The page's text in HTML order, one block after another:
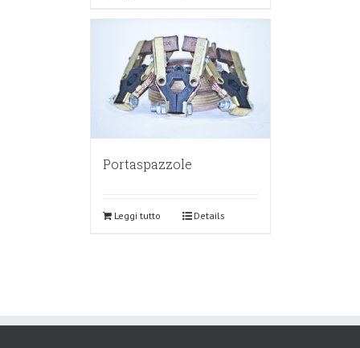
Portaspazzole
Leggi tutto Details